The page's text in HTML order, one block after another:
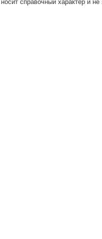
справочный характер и